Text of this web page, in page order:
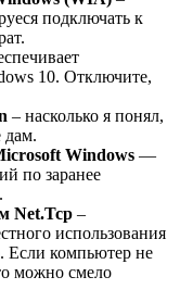
подключать к
10. Отключите,
– насколько я понял,
дам.
Windows —
по заранее
.
Net.Tcp –
использования
Если компьютер не
можно смело